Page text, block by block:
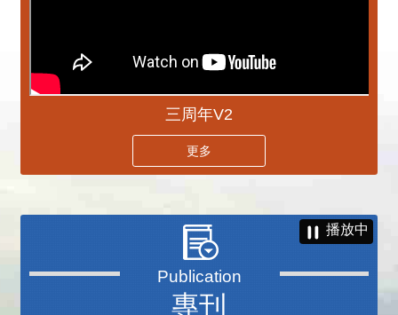
三周年V2
更多
專刊
播放中